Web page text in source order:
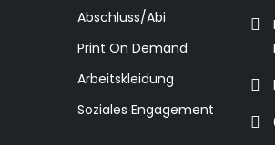
Abschluss/Abi
Print On Demand
Arbeitskleidung
Soziales Engagement